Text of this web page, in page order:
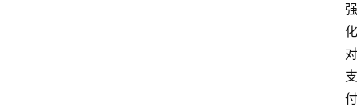
强
化
对
支
付